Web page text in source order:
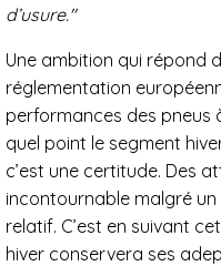
d’usure."
Une ambition qui répond
réglementation
performances des pneus
quel point le segment
c’est une certitude. Des
incontournable malgré
relatif. C’est en suivant
hiver conservera ses